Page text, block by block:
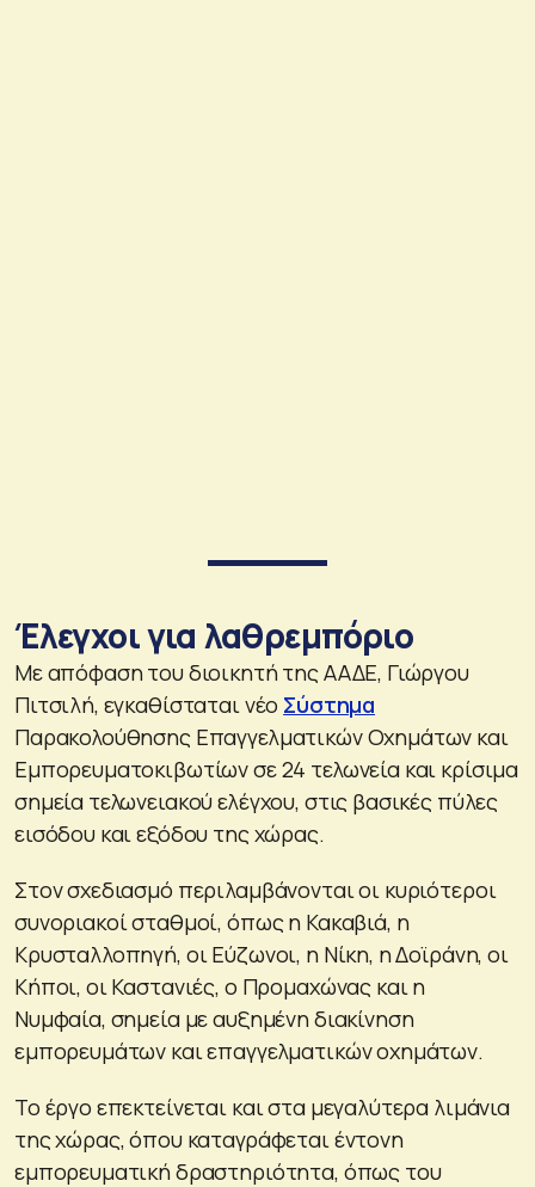
Έλεγχοι για λαθρεμπόριο
Με απόφαση του διοικητή της ΑΑΔΕ, Γιώργου
Πιτσιλή, εγκαθίσταται νέο Σύστημα
Παρακολούθησης Επαγγελματικών Οχημάτων και
Εμπορευματοκιβωτίων σε 24 τελωνεία και κρίσιμα
σημεία τελωνειακού ελέγχου, στις βασικές πύλες
εισόδου και εξόδου της χώρας.
Στον σχεδιασμό περιλαμβάνονται οι κυριότεροι
συνοριακοί σταθμοί, όπως η Κακαβιά, η
Κρυσταλλοπηγή, οι Εύζωνοι, η Νίκη, η Δοϊράνη, οι
Κήποι, οι Καστανιές, ο Προμαχώνας και η
Νυμφαία, σημεία με αυξημένη διακίνηση
εμπορευμάτων και επαγγελματικών οχημάτων.
Το έργο επεκτείνεται και στα μεγαλύτερα λιμάνια
της χώρας, όπου καταγράφεται έντονη
εμπορευματική δραστηριότητα, όπως του